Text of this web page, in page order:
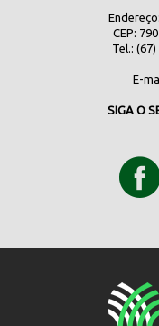
CEP:
Tel.:
E-
SIGA O